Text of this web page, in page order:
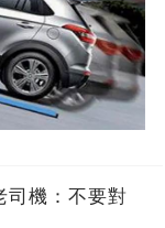
司機：不要對